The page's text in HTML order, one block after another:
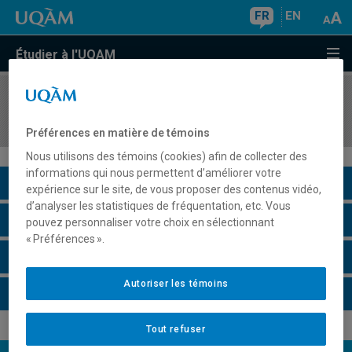
FR EN
Étudier à l'UQAM
COURS//
Description du cours
Horaire - Été 2026
Préférences en matière de témoins
Nous utilisons des témoins (cookies) afin de collecter des
informations qui nous permettent d’améliorer votre
expérience sur le site, de vous proposer des contenus vidéo,
d’analyser les statistiques de fréquentation, etc. Vous
pouvez personnaliser votre choix en sélectionnant
« Préférences ».
Tout refuser
Autoriser les témoins